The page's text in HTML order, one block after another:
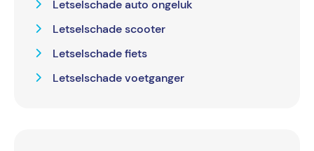
Letselschade auto ongeluk
Letselschade scooter
Letselschade fiets
Letselschade voetganger